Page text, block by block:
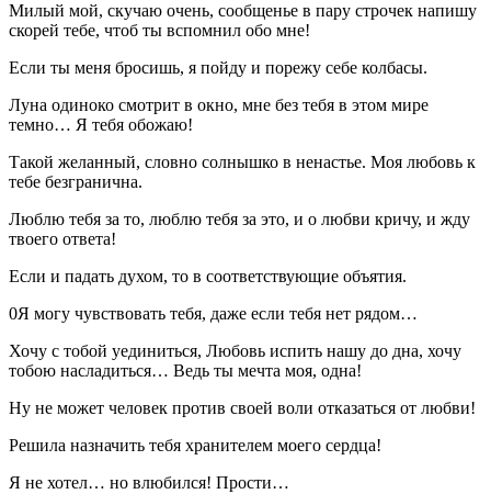
Милый мой, скучаю очень, сообщенье в пару строчек напишу
скорей тебе, чтоб ты вспомнил обо мне!
Если ты меня бросишь, я пойду и порежу себе колбасы.
Луна одиноко смотрит в окно, мне без тебя в этом мире
темно… Я тебя обожаю!
Такой желанный, словно солнышко в ненастье. Моя любовь к
тебе безгранична.
Люблю тебя за то, люблю тебя за это, и о любви кричу, и жду
твоего ответа!
Если и падать духом, то в соответствующие объятия.
0Я могу чувствовать тебя, даже если тебя нет рядом…
Хочу с тобой уединиться, Любовь испить нашу до дна, хочу
тобою насладиться… Ведь ты мечта моя, одна!
Ну не может человек против своей воли отказаться от любви!
Решила назначить тебя хранителем моего сердца!
Я не хотел… но влюбился! Прости…